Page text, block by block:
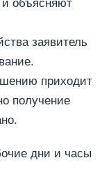
и объясняют
заявитель
приходит
получение
дни и часы